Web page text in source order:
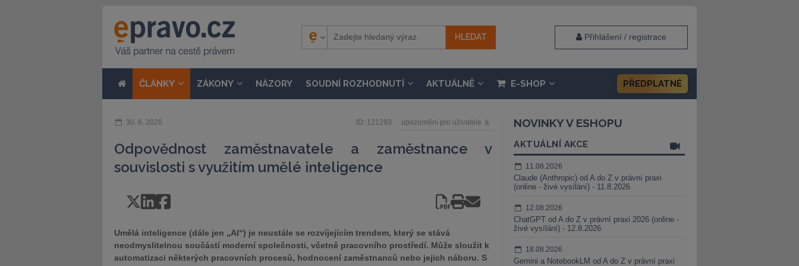
Přihlášení / registrace
ČLÁNKY ZÁKONY NÁZORY SOUDNÍ ROZHODNUTÍ AKTUÁLNĚ E-SHOP PŘEDPLATNÉ
30. 6. 2026 ID: 121293 upozornění pro uživatele
Odpovědnost zaměstnavatele a zaměstnance v
souvislosti s využitím umělé inteligence
Umělá inteligence (dále jen „AI“) je neustále se rozvíjejícím trendem, který se stává
neodmyslitelnou součástí moderní společnosti, včetně pracovního prostředí. Může sloužit k
automatizaci některých pracovních procesů, hodnocení zaměstnanců nebo jejich náboru. S
NOVINKY V ESHOPU
AKTUÁLNÍ AKCE
11.08.2026
Claude (Anthropic) od A do Z v právní praxi
(online - živé vysílání) - 11.8.2026
12.08.2026
ChatGPT od A do Z v právní praxi 2026 (online -
živé vysílání) - 12.8.2026
18.08.2026
Gemini a NotebookLM od A do Z v právní praxi